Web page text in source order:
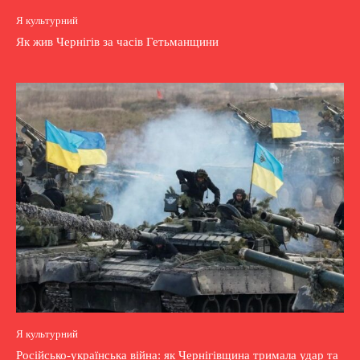
Я культурний
Як жив Чернігів за часів Гетьманщини
Я культурний
Російсько-українська війна: як Чернігівщина тримала удар та